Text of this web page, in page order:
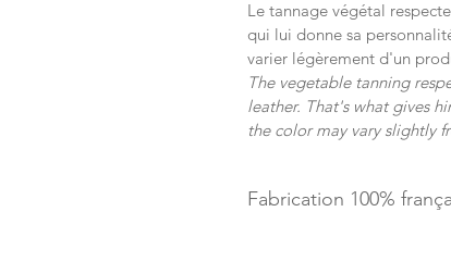
Le tannage végétal
qui lui donne sa
varier légèrement d'un
The vegetable tanning
leather. That's what gives
the color may vary slightly
Fabrication 100%